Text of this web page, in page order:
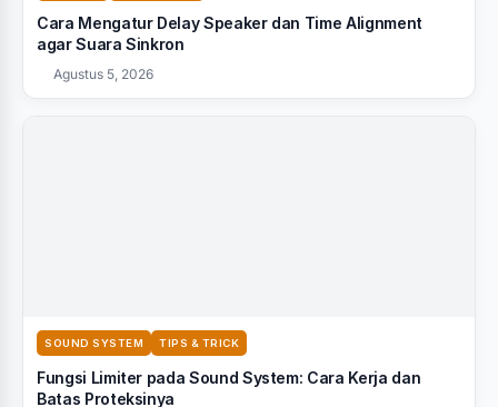
Cara Mengatur Delay Speaker dan Time Alignment
agar Suara Sinkron
Agustus 5, 2026
SOUND SYSTEM TIPS & TRICK
Fungsi Limiter pada Sound System: Cara Kerja dan
Batas Proteksinya